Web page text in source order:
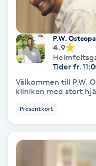
Nagelförlängning akryl
Nagelförlängning gelé
Nagelförlängning
Nagelförlängning silke
Nagelförstärkning
Nagelklippning
P.W.
4.9
Tider fr.
Välkommen till P.W.
kliniken med stort
Presentkort